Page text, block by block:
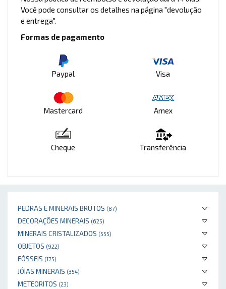
PEDRAS E MINERAIS BRUTOS (87)
DECORAÇÕES MINERAIS (625)
MINERAIS CRISTALIZADOS (555)
OBJETOS (922)
FÓSSEIS (175)
JÓIAS MINERAIS (354)
METEORITOS (23)
Você pode consultar os detalhes na página "devolução
e entrega".
Formas de pagamento
Paypal Visa
Mastercard Amex
Cheque Transferência